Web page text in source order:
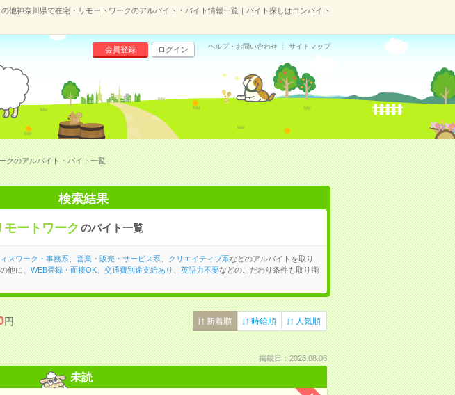
他神奈川県で在宅・リモートワークのアルバイト・バイト情報一覧｜バイト探しはエンバイト
会員登録 ログイン ヘルプ・お問い合わせ サイトマップ
クのアルバイト・バイト一覧
検索結果
モートワーク のバイト一覧
スワーク・事務系 営業・販売・サービス系 クリエイティブ系などのアルバイトを取り
他に、 WEB登録・面接OK、 交通費別途支給あり 英語力不要などのこだわり条件も取り揃
円 新着順 時給順 人気順
掲載日：2026.08.06
未読